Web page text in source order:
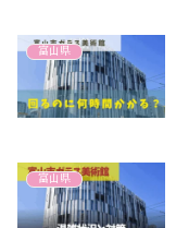
富山県
富山県